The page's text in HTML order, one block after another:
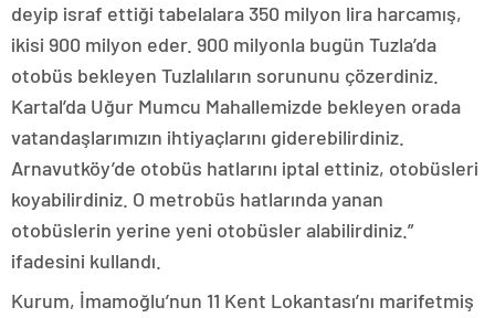
deyip israf ettiği tabelalara 350 milyon lira harcamış,
ikisi 900 milyon eder. 900 milyonla bugün Tuzla’da
otobüs bekleyen Tuzlalıların sorununu çözerdiniz.
Kartal’da Uğur Mumcu Mahallemizde bekleyen orada
vatandaşlarımızın ihtiyaçlarını giderebilirdiniz.
Arnavutköy’de otobüs hatlarını iptal ettiniz, otobüsleri
koyabilirdiniz. O metrobüs hatlarında yanan
otobüslerin yerine yeni otobüsler alabilirdiniz.”
ifadesini kullandı.
Kurum, İmamoğlu’nun 11 Kent Lokantası’nı marifetmiş